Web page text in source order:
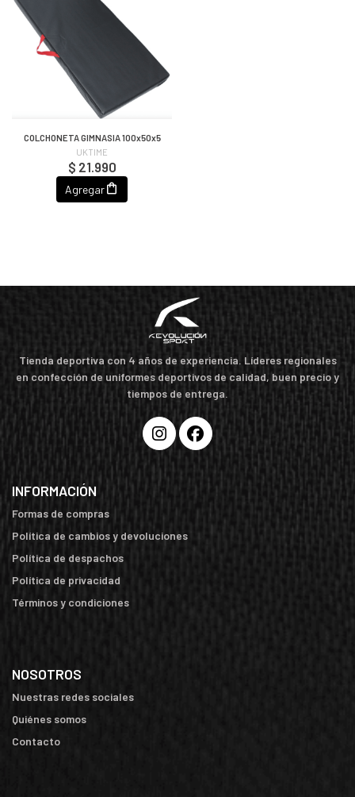
COLCHONETA GIMNASIA 100x50x5
UKTIME
$ 21.990
Agregar
Tienda deportiva con 4 años de experiencia. Líderes regionales
en confección de uniformes deportivos de calidad, buen precio y
tiempos de entrega.
INFORMACIÓN
Formas de compras
Política de cambios y devoluciones
Política de despachos
Política de privacidad
Términos y condiciones
NOSOTROS
Nuestras redes sociales
Quiénes somos
Contacto